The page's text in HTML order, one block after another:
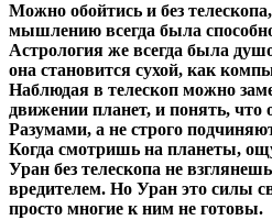
Можно обойтись и без
мышлению всегда была
Астрология же всегда была
она становится сухой, как
Наблюдая в телескоп можно
движении планет, и понять, что
Разумами, а не строго
Когда смотришь на планеты,
Уран без телескопа не
вредителем. Но Уран это силы
просто многие к ним не готовы.